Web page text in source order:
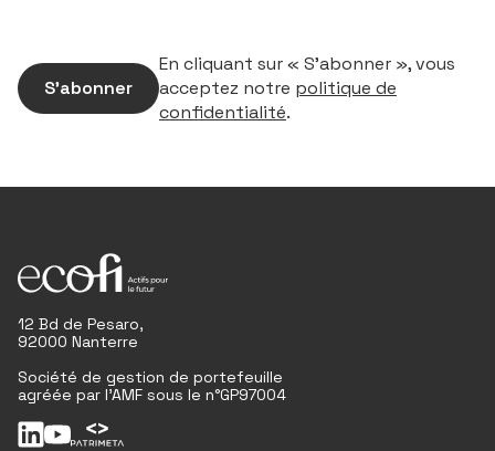
S’abonner
En cliquant sur « S’abonner », vous
acceptez notre politique de
confidentialité.
12 Bd de Pesaro,
92000 Nanterre
Société de gestion de portefeuille
agréée par l'AMF sous le n°GP97004